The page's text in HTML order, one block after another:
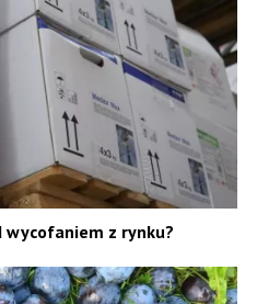
wycofaniem z rynku?